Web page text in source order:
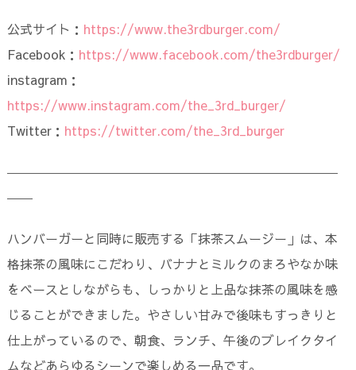
公式サイト： https://www.the3rdburger.com/
Facebook： https://www.facebook.com/the3rdburger/
instagram：
https://www.instagram.com/the_3rd_burger/
Twitter： https://twitter.com/the_3rd_burger
――――――――――――――――――――――――――
――
ハンバーガーと同時に販売する「抹茶スムージー」は、本
格抹茶の風味にこだわり、バナナとミルクのまろやなか味
をベースとしながらも、しっかりと上品な抹茶の風味を感
じることができました。やさしい甘みで後味もすっきりと
仕上がっているので、朝食、ランチ、午後のブレイクタイ
ムなどあらゆるシーンで楽しめる一品です。